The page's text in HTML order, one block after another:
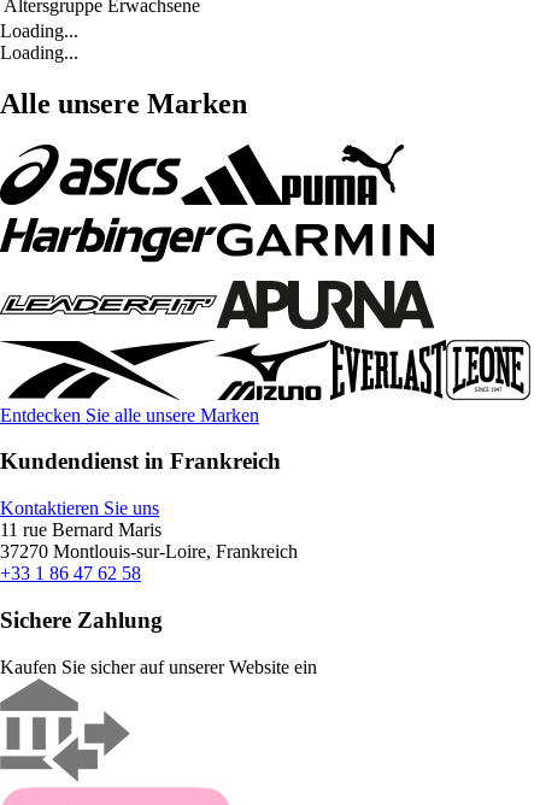
Altersgruppe Erwachsene
Loading...
Loading...
Alle unsere Marken
Entdecken Sie alle unsere Marken
Kundendienst in Frankreich
Kontaktieren Sie uns
11 rue Bernard Maris
37270 Montlouis-sur-Loire, Frankreich
+33 1 86 47 62 58
Sichere Zahlung
Kaufen Sie sicher auf unserer Website ein